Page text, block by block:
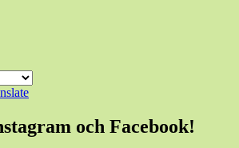
och Facebook!